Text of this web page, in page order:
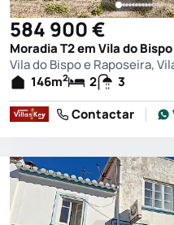
as fotografias
584 900 €
Vila do Bispo e Raposeira,
146m2 2
3
Contactar